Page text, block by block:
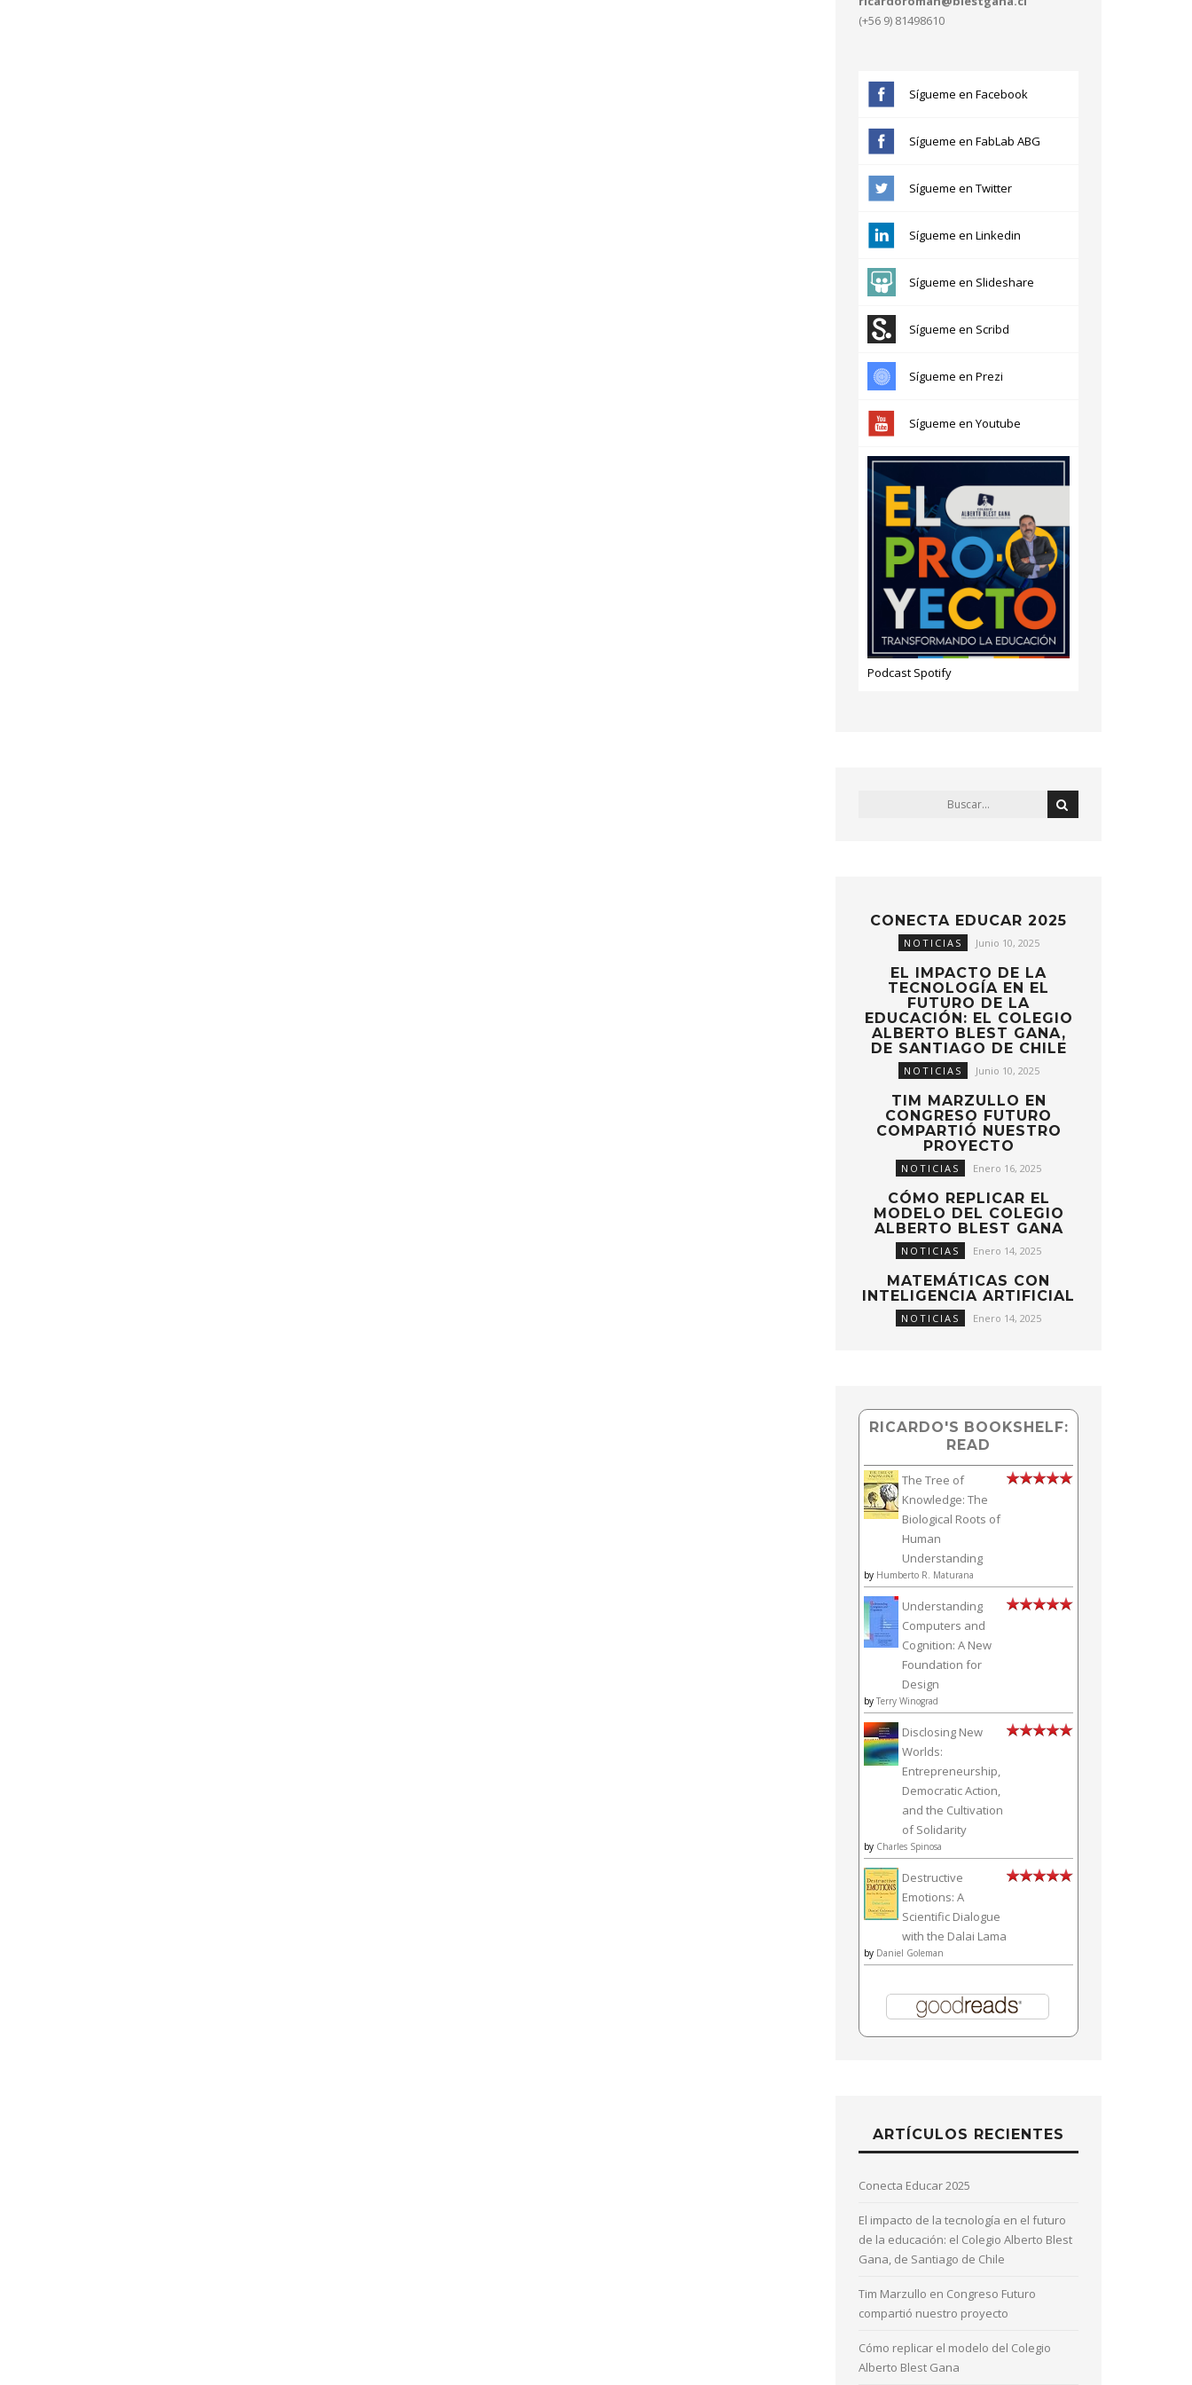
(+56 9) 81498610
Sígueme en Facebook
Sígueme en FabLab ABG
Sígueme en Twitter
Sígueme en Linkedin
Sígueme en Slideshare
Sígueme en Scribd
Sígueme en Prezi
Sígueme en Youtube
Podcast Spotify
CONECTA EDUCAR 2025
NOTICIAS Junio 10, 2025
EL IMPACTO DE LA
TECNOLOGÍA EN EL
FUTURO DE LA
EDUCACIÓN: EL COLEGIO
ALBERTO BLEST GANA,
DE SANTIAGO DE CHILE
NOTICIAS Junio 10, 2025
TIM MARZULLO EN
CONGRESO FUTURO
COMPARTIÓ NUESTRO
PROYECTO
NOTICIAS Enero 16, 2025
CÓMO REPLICAR EL
MODELO DEL COLEGIO
ALBERTO BLEST GANA
NOTICIAS Enero 14, 2025
MATEMÁTICAS CON
INTELIGENCIA ARTIFICIAL
NOTICIAS Enero 14, 2025
RICARDO'S BOOKSHELF:
READ
The Tree of
Knowledge: The
Biological Roots of
Human
Understanding
by Humberto R. Maturana
Understanding
Computers and
Cognition: A New
Foundation for
Design
by Terry Winograd
Disclosing New
Worlds:
Entrepreneurship,
Democratic Action,
and the Cultivation
of Solidarity
by Charles Spinosa
Destructive
Emotions: A
Scientific Dialogue
with the Dalai Lama
by Daniel Goleman
ARTÍCULOS RECIENTES
Conecta Educar 2025
El impacto de la tecnología en el futuro
de la educación: el Colegio Alberto Blest
Gana, de Santiago de Chile
Tim Marzullo en Congreso Futuro
compartió nuestro proyecto
Cómo replicar el modelo del Colegio
Alberto Blest Gana